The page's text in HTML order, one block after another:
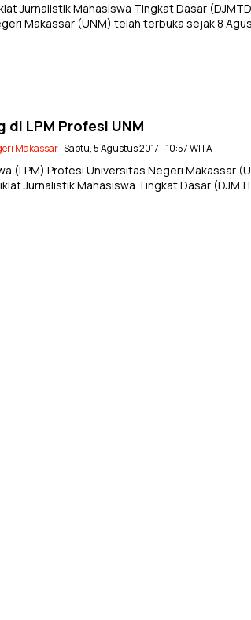
Jurnalistik Mahasiswa Tingkat Dasar
Makassar (UNM) telah terbuka sejak 8
di LPM Profesi UNM
Makassar| Sabtu, 5 Agustus 2017 - 10:57 WITA
(LPM) Profesi Universitas Negeri Makassar
Jurnalistik Mahasiswa Tingkat Dasar